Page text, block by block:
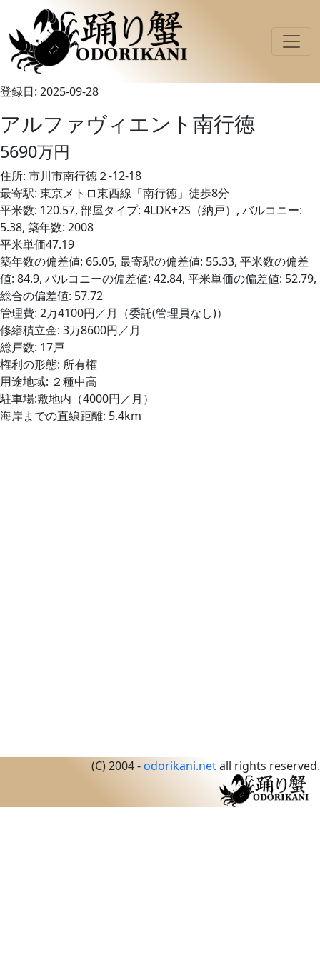
登録日: 2025-09-28
アルファヴィエント南行徳
5690万円
住所: 市川市南行徳２-12-18
最寄駅: 東京メトロ東西線「南行徳」徒歩8分
平米数: 120.57, 部屋タイプ: 4LDK+2S（納戸）, バルコニー:
5.38, 築年数: 2008
平米単価47.19
築年数の偏差値: 65.05, 最寄駅の偏差値: 55.33, 平米数の偏差
値: 84.9, バルコニーの偏差値: 42.84, 平米単価の偏差値: 52.79,
総合の偏差値: 57.72
管理費: 2万4100円／月（委託(管理員なし)）
修繕積立金: 3万8600円／月
総戸数: 17戸
権利の形態: 所有権
用途地域: ２種中高
駐車場:敷地内（4000円／月）
海岸までの直線距離: 5.4km
(C) 2004 -odorikani.netall rights reserved.